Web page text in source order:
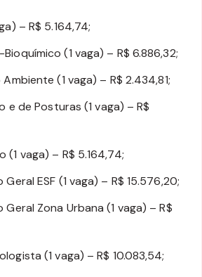
– R$ 5.164,74;
(1 vaga) – R$ 6.886,32;
(1 vaga) – R$ 2.434,81;
e de Posturas (1 vaga) – R$
(1 vaga) – R$ 5.164,74;
ESF (1 vaga) – R$ 15.576,20;
Geral Zona Urbana (1 vaga) – R$
(1 vaga) – R$ 10.083,54;